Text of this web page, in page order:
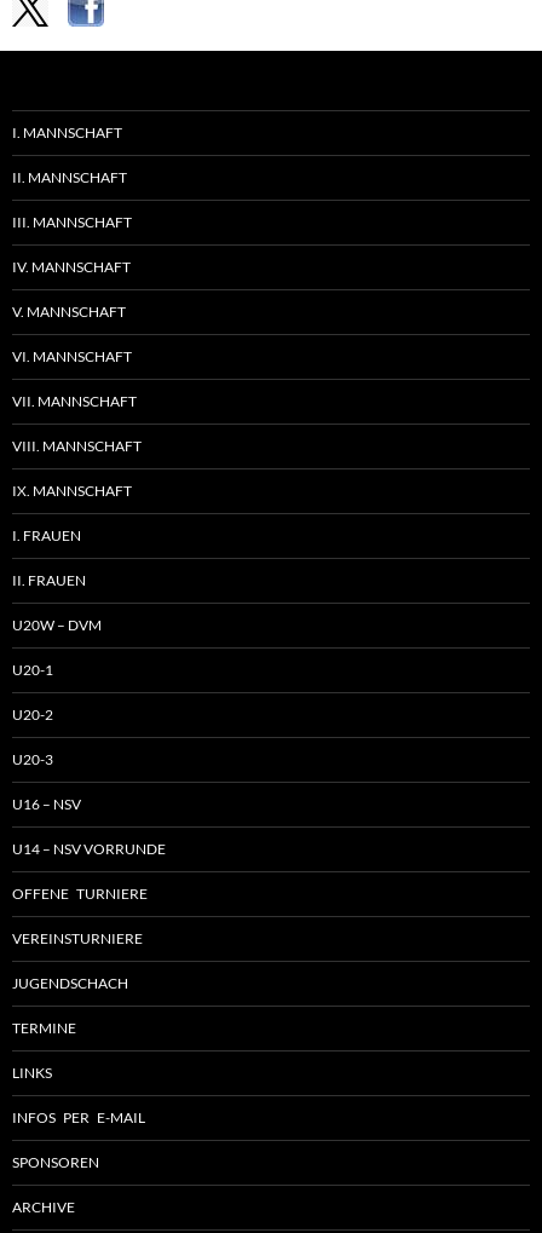
I. MANNSCHAFT
II. MANNSCHAFT
III. MANNSCHAFT
IV. MANNSCHAFT
V. MANNSCHAFT
VI. MANNSCHAFT
VII. MANNSCHAFT
VIII. MANNSCHAFT
IX. MANNSCHAFT
I. FRAUEN
II. FRAUEN
U20W – DVM
U20-1
U20-2
U20-3
U16 – NSV
U14 – NSV VORRUNDE
OFFENE TURNIERE
VEREINSTURNIERE
JUGENDSCHACH
TERMINE
LINKS
INFOS PER E-MAIL
SPONSOREN
ARCHIVE